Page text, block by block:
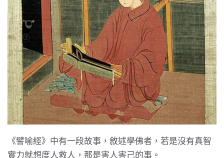
《譬喻經》中有一段故事，敘述學佛者，若是沒有真智
實力就想度人救人，那是害人害己的事。